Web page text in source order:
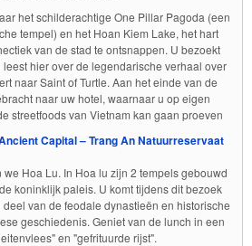
het schilderachtige One Pillar Pagoda (een
tempel) en het Hoan Kiem Lake, het hart
van de stad te ontsnappen. U bezoekt
hier over de legendarische verhaal over
naar Saint of Turtle. Aan het einde van de
naar uw hotel, waarnaar u op eigen
streetfoods van Vietnam kan gaan proeven
Capital – Trang An Natuurreservaat
Hoa Lu. In Hoa lu zijn 2 tempels gebouwd
koninklijk paleis. U komt tijdens dit bezoek
van de feodale dynastieën en historische
geschiedenis. Geniet van de lunch in een
en "gefrituurde rijst".